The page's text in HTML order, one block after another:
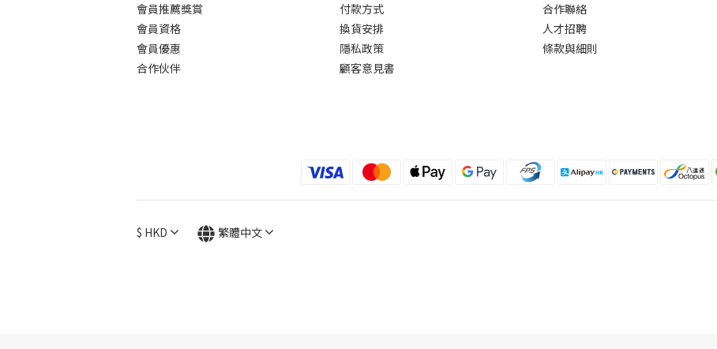
會員推薦獎賞
會員資格
會員優惠
合作伙伴
付款方式
換貨安排
隱私政策
顧客意見書
合作聯絡
人才招聘
條款與細則
$ HKD 繁體中文